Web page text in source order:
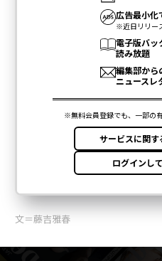
文＝藤吉雅春